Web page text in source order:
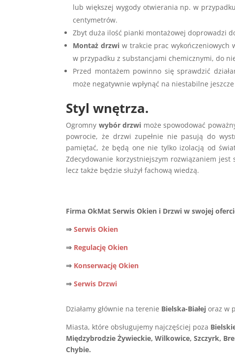
lub większej wygody otwierania np. w
centymetrów.
Zbyt duża ilość pianki montażowej doprowadzi
Montaż drzwi w trakcie prac wykończeniowych
w przypadku z substancjami chemicznymi, do
Przed montażem powinno się sprawdzić
może negatywnie wpłynąć na niestabilne
Styl wnętrza.
Ogromny wybór drzwi może spowodować
powrocie, że drzwi zupełnie nie pasują do
pamiętać, że będą one nie tylko izolacją od
Zdecydowanie korzystniejszym rozwiązaniem
lecz także będzie służył fachową wiedzą.
Firma OkMat Serwis Okien i Drzwi w swojej
⇒Serwis Okien
⇒ Regulację Okien
⇒ Konserwację Okien
⇒ Serwis Drzwi
Działamy głównie na terenie Bielska-Białej oraz w
Miasta, które obsługujemy najczęściej poza
Międzybrodzie Żywieckie, Wilkowice, Szczyrk,
Chybie.